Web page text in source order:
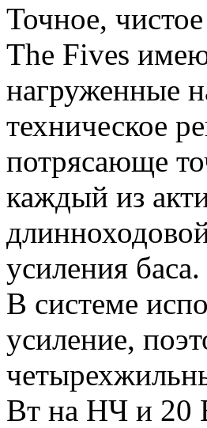
Точное,
The Fives
нагруженные
техническое
потрясающе
каждый из
усиления баса.
В системе
усиление,
Вт на НЧ и 20